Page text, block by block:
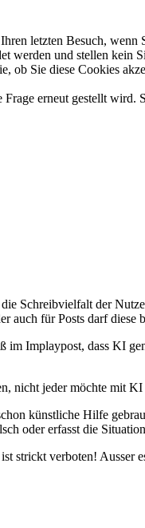
letzten Besuch,
werden und stellen kein
ob Sie diese Cookies
erneut gestellt
Schreibvielfalt der
auch für Posts darf diese
im Implaypost, dass KI
nicht jeder möchte mit KI
künstliche Hilfe
oder erfasst die
strickt verboten!